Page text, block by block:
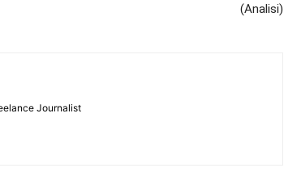
(Analisi)
Journalist